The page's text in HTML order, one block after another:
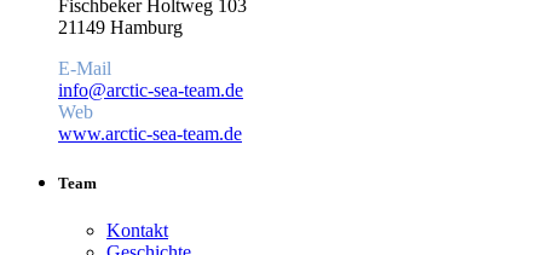
Fischbeker Holtweg 103
21149 Hamburg
E-Mail
info@arctic-sea-team.de
Web
www.arctic-sea-team.de
Team
Kontakt